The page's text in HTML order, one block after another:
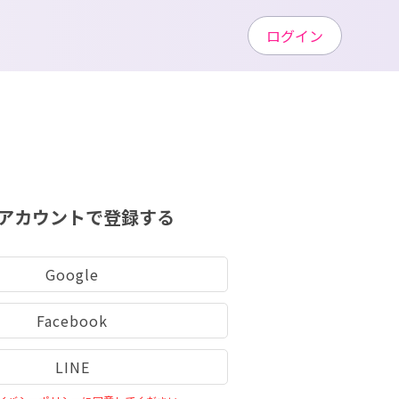
カウントで登録する
Google
Facebook
LINE
ログイン